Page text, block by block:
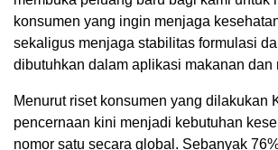
konsumen yang ingin menjaga
sekaligus menjaga stabilitas formulasi
dibutuhkan dalam aplikasi makanan dan
Menurut riset konsumen yang dilakukan
pencernaan kini menjadi kebutuhan
nomor satu secara global. Sebanyak